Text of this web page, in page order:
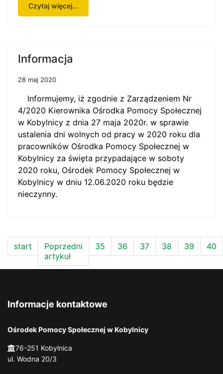
Czytaj więcej...
Informacja
28 maj 2020
Informujemy, iż zgodnie z Zarządzeniem Nr
4/2020 Kierownika Ośrodka Pomocy Społecznej
w Kobylnicy z dnia 27 maja 2020r. w sprawie
ustalenia dni wolnych od pracy w 2020 roku dla
pracowników Ośrodka Pomocy Społecznej w
Kobylnicy za święta przypadające w soboty
2020 roku, Ośrodek Pomocy Społecznej w
Kobylnicy w dniu 12.06.2020 roku będzie
nieczynny.
start
Poprzedni
artykuł
35 36 37 38 39 40
Informacje kontaktowe
Ośrodek Pomocy Społecznej w Kobylnicy
76-251 Kobylnica
ul. Wodna 20/3